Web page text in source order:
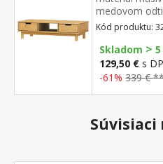
medovom
pojazdmi
Kód produktu:
Skladom >
129,50 € s
-61% 339 €